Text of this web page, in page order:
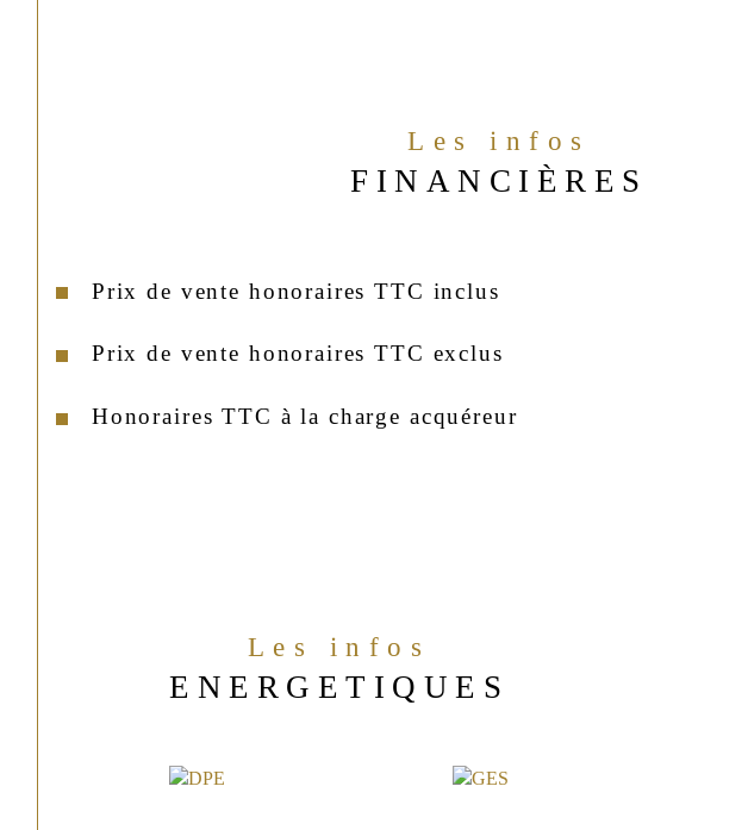
Les infos
FINANCIÈRES
Prix de vente honoraires TTC inclus
Prix de vente honoraires TTC exclus
Honoraires TTC à la charge acquéreur
Les infos
ENERGETIQUES